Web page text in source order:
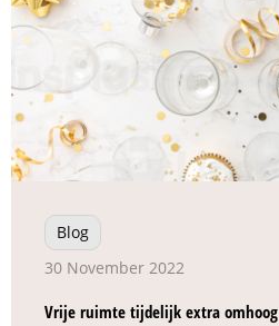
Blog
30 November 2022
Vrije ruimte tijdelijk extra omhoog